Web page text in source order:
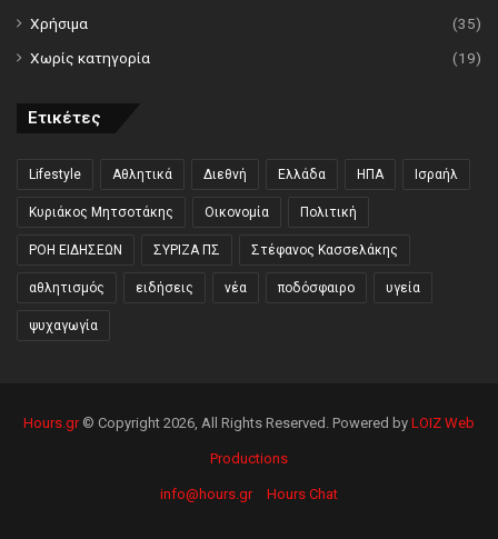
Χρήσιμα
(35)
Χωρίς κατηγορία
(19)
Ετικέτες
Lifestyle Αθλητικά Διεθνή Ελλάδα ΗΠΑ Ισραήλ
Κυριάκος Μητσοτάκης Οικονομία Πολιτική
ΡΟΗ ΕΙΔΗΣΕΩΝ ΣΥΡΙΖΑ ΠΣ Στέφανος Κασσελάκης
αθλητισμός ειδήσεις νέα ποδόσφαιρο υγεία
ψυχαγωγία
Hours.gr© Copyright 2026, All Rights Reserved. Powered by LOIZ Web
Productions
info@hours.gr Hours Chat